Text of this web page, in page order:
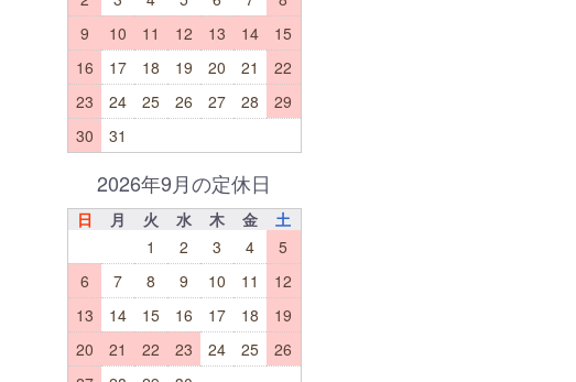
9
10 11 12 13 14
15
16
17 18 19 20 21
22
23
24 25 26 27 28
29
30
31
2026年9月の定休日
日 月 火 水 木 金
土
1
2 3 4
5
6
7 8 9 10 11
12
13
14 15 16 17 18
19
20
21 22 23 24 25
26